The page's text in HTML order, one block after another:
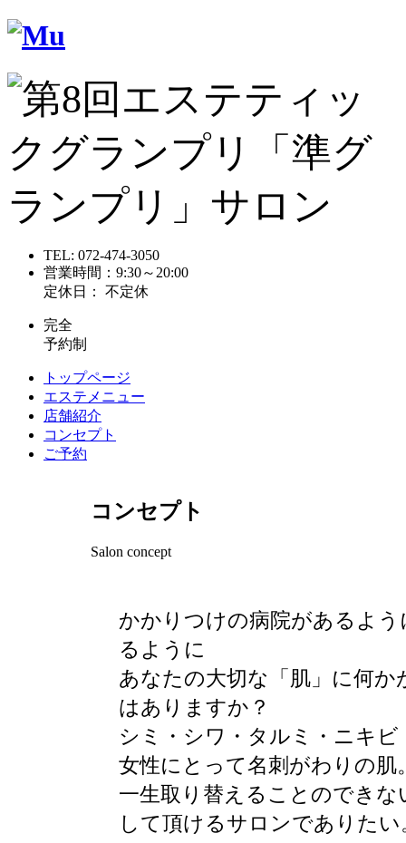
TEL: 072-474-3050
営業時間：9:30～20:00
定休日： 不定休
完全
予約制
トップページ
エステメニュー
店舗紹介
コンセプト
ご予約
コンセプト
Salon concept
かかりつけの病院があるよ
るように
あなたの大切な「肌」に何
はありますか？
シミ・シワ・タルミ・ニキビ
女性にとって名刺がわりの肌
一生取り替えることのでき
して頂けるサロンでありたい